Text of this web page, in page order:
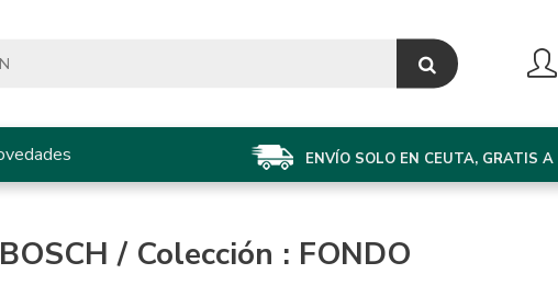
ENVÍO SOLO EN CEUTA, GRATIS
/ Colección : FONDO